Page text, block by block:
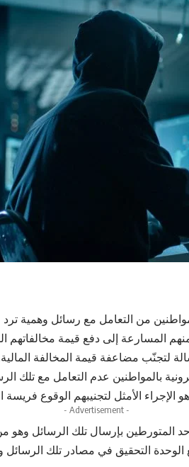
من التعامل مع رسائل وهمية ترد
لتجنّب مضاعفة قيمة المخالفة
بالمواطنين عدم التعامل مع تلك
الأمثل لتجنيبهم الوقوع فريسة
- Advertisement -
المتورطين بإرسال تلك الرسائل وهو
الوحدة التحقيق في مصادر تلك الرسائل